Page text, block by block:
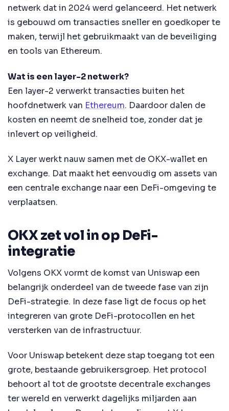
netwerk dat in 2024 werd gelanceerd. Het netwerk
is gebouwd om transacties sneller en goedkoper te
maken, terwijl het gebruikmaakt van de beveiliging
en tools van Ethereum.
Wat is een layer-2 netwerk?
Een layer-2 verwerkt transacties buiten het
hoofdnetwerk van Ethereum. Daardoor dalen de
kosten en neemt de snelheid toe, zonder dat je
inlevert op veiligheid.
X Layer werkt nauw samen met de OKX-wallet en
exchange. Dat maakt het eenvoudig om assets van
een centrale exchange naar een DeFi-omgeving te
verplaatsen.
OKX zet vol in op DeFi-
integratie
Volgens OKX vormt de komst van Uniswap een
belangrijk onderdeel van de tweede fase van zijn
DeFi-strategie. In deze fase ligt de focus op het
integreren van grote DeFi-protocollen en het
versterken van de infrastructuur.
Voor Uniswap betekent deze stap toegang tot een
grote, bestaande gebruikersgroep. Het protocol
behoort al tot de grootste decentrale exchanges
ter wereld en verwerkt dagelijks miljarden aan